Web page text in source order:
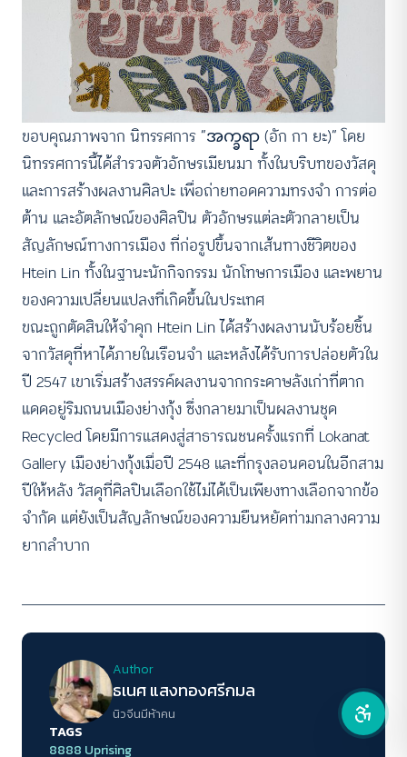
ขอบคุณภาพจาก นิทรรศการ “အက္ခရာ (อัก กา ยะ)” โดย
นิทรรศการนี้ได้สำรวจตัวอักษรเมียนมา ทั้งในบริบทของวัสดุ
และการสร้างผลงานศิลปะ เพื่อถ่ายทอดความทรงจำ การต่อ
ต้าน และอัตลักษณ์ของศิลปิน ตัวอักษรแต่ละตัวกลายเป็น
สัญลักษณ์ทางการเมือง ที่ก่อรูปขึ้นจากเส้นทางชีวิตของ
Htein Lin ทั้งในฐานะนักกิจกรรม นักโทษการเมือง และพยาน
ของความเปลี่ยนแปลงที่เกิดขึ้นในประเทศ
ขณะถูกตัดสินให้จำคุก Htein Lin ได้สร้างผลงานนับร้อยชิ้น
จากวัสดุที่หาได้ภายในเรือนจำ และหลังได้รับการปล่อยตัวใน
ปี 2547 เขาเริ่มสร้างสรรค์ผลงานจากกระดาษลังเก่าที่ตาก
แดดอยู่ริมถนนเมืองย่างกุ้ง ซึ่งกลายมาเป็นผลงานชุด
Recycled โดยมีการแสดงสู่สาธารณชนครั้งแรกที่ Lokanat
Gallery เมืองย่างกุ้งเมื่อปี 2548 และที่กรุงลอนดอนในอีกสาม
ปีให้หลัง วัสดุที่ศิลปินเลือกใช้ไม่ได้เป็นเพียงทางเลือกจากข้อ
จำกัด แต่ยังเป็นสัญลักษณ์ของความยืนหยัดท่ามกลางความ
ยากลำบาก
Author
ธเนศ แสงทองศรีกมล
นิวจีนมีห้าคน
TAGS
8888 Uprising
ACCESSIBILITY
ขนาดตัวอักษร
A- A A+ A++
ระยะห่างข้อความ
ปกติ มาก มากที่สุด
ปรับสีสำหรับตาบอดสี
Protan Deutan Tritan
คอนทราสต์สูง
โหมดขาวดำ
ฟอนต์อ่านง่าย
เน้นลิงก์
ลดการเคลื่อนไหว